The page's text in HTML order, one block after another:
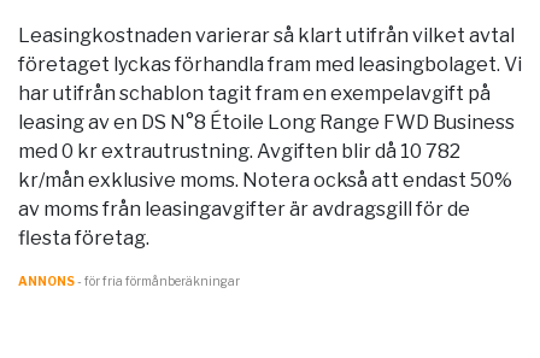
Leasingkostnaden varierar så klart utifrån vilket avtal
företaget lyckas förhandla fram med leasingbolaget. Vi
har utifrån schablon tagit fram en exempelavgift på
leasing av en DS N°8 Étoile Long Range FWD Business
med 0 kr extrautrustning. Avgiften blir då 10 782
kr/mån exklusive moms. Notera också att endast 50%
av moms från leasingavgifter är avdragsgill för de
flesta företag.
ANNONS- för fria förmånberäkningar